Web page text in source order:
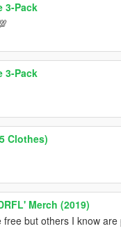
3-Pack
3-Pack
Clothes)
Merch (2019)
but others I know